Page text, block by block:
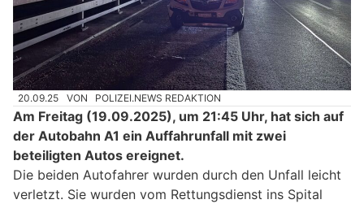
20.09.25 VON POLIZEI.NEWS REDAKTION
Am Freitag (19.09.2025), um 21:45 Uhr, hat sich auf
der Autobahn A1 ein Auffahrunfall mit zwei
beteiligten Autos ereignet.
Die beiden Autofahrer wurden durch den Unfall leicht
verletzt. Sie wurden vom Rettungsdienst ins Spital